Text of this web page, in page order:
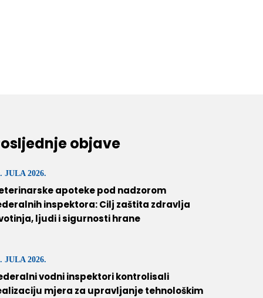
objave
JULA 2026.
apoteke pod nadzorom
inspektora: Cilj zaštita zdravlja
ljudi i sigurnosti hrane
JULA 2026.
vodni inspektori kontrolisali
mjera za upravljanje tehnološkim